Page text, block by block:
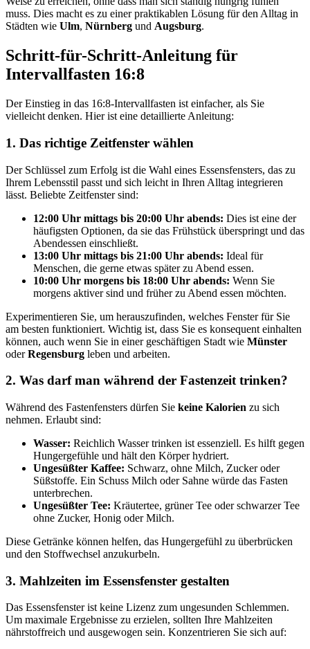
muss. Dies macht es zu einer praktikablen Lösung für den Alltag in
Städten wie Ulm, Nürnberg und Augsburg.
Schritt-für-Schritt-Anleitung für
Intervallfasten 16:8
Der Einstieg in das 16:8-Intervallfasten ist einfacher, als Sie
vielleicht denken. Hier ist eine detaillierte Anleitung:
1. Das richtige Zeitfenster wählen
Der Schlüssel zum Erfolg ist die Wahl eines Essensfensters, das zu
Ihrem Lebensstil passt und sich leicht in Ihren Alltag integrieren
lässt. Beliebte Zeitfenster sind:
12:00 Uhr mittags bis 20:00 Uhr abends: Dies ist eine der
häufigsten Optionen, da sie das Frühstück überspringt und das
Abendessen einschließt.
13:00 Uhr mittags bis 21:00 Uhr abends: Ideal für
Menschen, die gerne etwas später zu Abend essen.
10:00 Uhr morgens bis 18:00 Uhr abends: Wenn Sie
morgens aktiver sind und früher zu Abend essen möchten.
Experimentieren Sie, um herauszufinden, welches Fenster für Sie
am besten funktioniert. Wichtig ist, dass Sie es konsequent einhalten
können, auch wenn Sie in einer geschäftigen Stadt wie Münster
oderRegensburg leben und arbeiten.
2. Was darf man während der Fastenzeit trinken?
Während des Fastenfensters dürfen Sie keine Kalorien zu sich
nehmen. Erlaubt sind:
Wasser: Reichlich Wasser trinken ist essenziell. Es hilft gegen
Hungergefühle und hält den Körper hydriert.
Ungesüßter Kaffee: Schwarz, ohne Milch, Zucker oder
Süßstoffe. Ein Schuss Milch oder Sahne würde das Fasten
unterbrechen.
Ungesüßter Tee: Kräutertee, grüner Tee oder schwarzer Tee
ohne Zucker, Honig oder Milch.
Diese Getränke können helfen, das Hungergefühl zu überbrücken
und den Stoffwechsel anzukurbeln.
3. Mahlzeiten im Essensfenster gestalten
Das Essensfenster ist keine Lizenz zum ungesunden Schlemmen.
Um maximale Ergebnisse zu erzielen, sollten Ihre Mahlzeiten
nährstoffreich und ausgewogen sein. Konzentrieren Sie sich auf: